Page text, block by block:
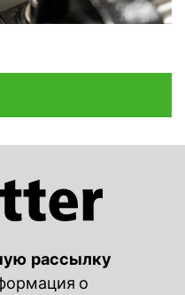
рассылку
о